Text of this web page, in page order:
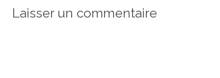
Laisser un commentaire